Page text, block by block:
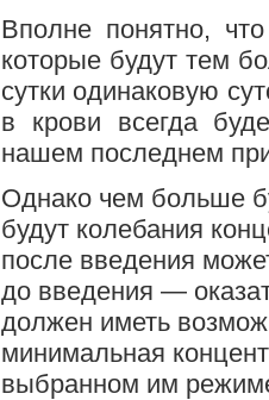
Вполне понятно,
которые будут тем
сутки одинаковую
в крови всегда
нашем последнем
Однако чем больше
будут колебания
после введения
до введения —
должен иметь
минимальная
выбранном им